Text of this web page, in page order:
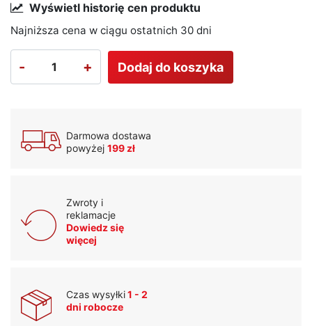
Wyświetl historię cen produktu
Najniższa cena w ciągu ostatnich 30 dni
- + Dodaj do koszyka
Darmowa dostawa
powyżej 199 zł
Zwroty i
reklamacje
Dowiedz się
więcej
Czas wysyłki1 - 2
dni robocze